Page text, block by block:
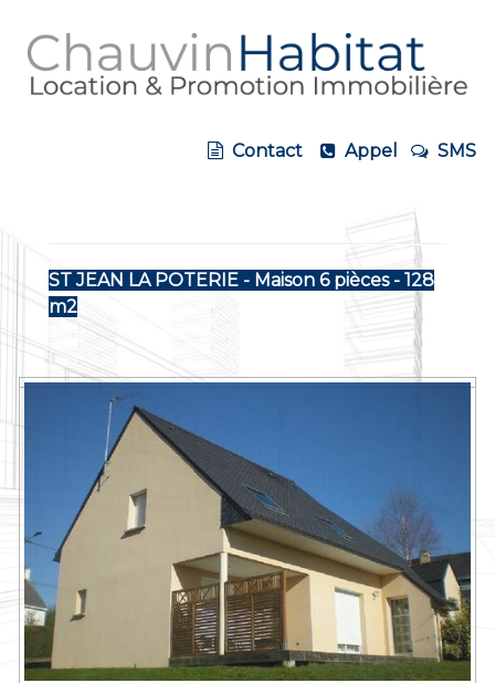
Contact Appel SMS
ST JEAN LA POTERIE - Maison 6 pièces - 128
m2